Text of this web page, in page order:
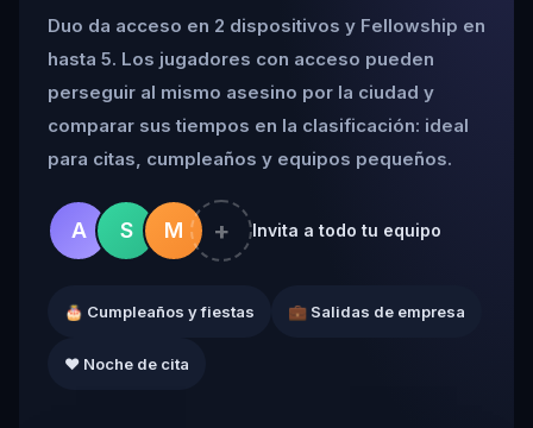
Duo da acceso en 2 dispositivos y Fellowship en
hasta 5. Los jugadores con acceso pueden
perseguir al mismo asesino por la ciudad y
comparar sus tiempos en la clasificación: ideal
para citas, cumpleaños y equipos pequeños.
A S M + Invita a todo tu equipo
🎂 Cumpleaños y fiestas 💼 Salidas de empresa
❤️ Noche de cita